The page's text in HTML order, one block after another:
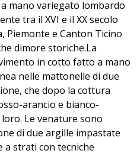
mano variegato lombardo
tra il XVI e il XX secolo
Piemonte e Canton Ticino
dimore storiche.La
in cotto fatto a mano
nelle mattonelle di due
che dopo la cottura
arancio e bianco-
Le venature sono
di due argille impastate
a strati con tecniche